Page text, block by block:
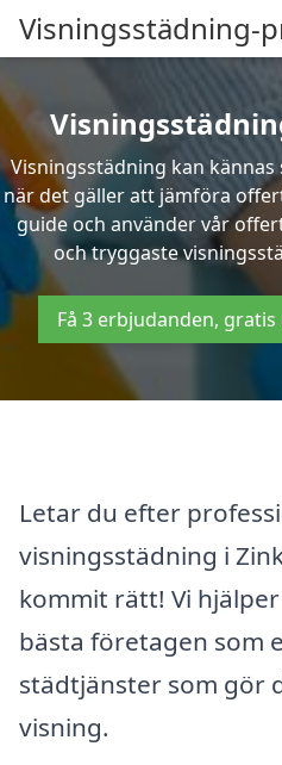
Visningsstädning-
Visningsstädning kan
när det gäller att jämföra
guide och använder vår
och tryggaste
Få 3 erbjudanden,
Letar du efter
visningsstädning i
kommit rätt! Vi
bästa företagen som
städtjänster som gör
visning.